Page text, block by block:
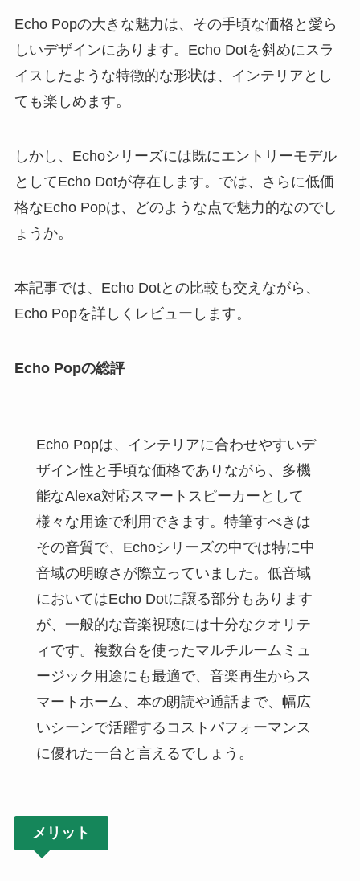
Echo Popの大きな魅力は、その手頃な価格と愛ら
しいデザインにあります。Echo Dotを斜めにスラ
イスしたような特徴的な形状は、インテリアとし
ても楽しめます。
しかし、Echoシリーズには既にエントリーモデル
としてEcho Dotが存在します。では、さらに低価
格なEcho Popは、どのような点で魅力的なのでし
ょうか。
本記事では、Echo Dotとの比較も交えながら、
Echo Popを詳しくレビューします。
Echo Popの総評
Echo Popは、インテリアに合わせやすいデ
ザイン性と手頃な価格でありながら、多機
能なAlexa対応スマートスピーカーとして
様々な用途で利用できます。特筆すべきは
その音質で、Echoシリーズの中では特に中
音域の明瞭さが際立っていました。低音域
においてはEcho Dotに譲る部分もあります
が、一般的な音楽視聴には十分なクオリテ
ィです。複数台を使ったマルチルームミュ
ージック用途にも最適で、音楽再生からス
マートホーム、本の朗読や通話まで、幅広
いシーンで活躍するコストパフォーマンス
に優れた一台と言えるでしょう。
メリット